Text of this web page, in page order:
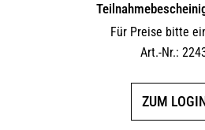
Für Preise bitte
Art.-Nr.:
ZUM